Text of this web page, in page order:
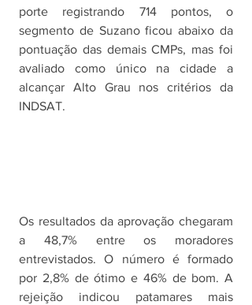
porte registrando 714 pontos, o
segmento de Suzano ficou abaixo da
pontuação das demais CMPs, mas foi
avaliado como único na cidade a
alcançar Alto Grau nos critérios da
INDSAT.
Os resultados da aprovação chegaram
a 48,7% entre os moradores
entrevistados. O número é formado
por 2,8% de ótimo e 46% de bom. A
rejeição indicou patamares mais